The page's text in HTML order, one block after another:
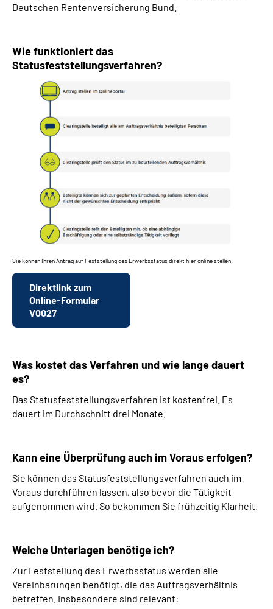
Deutschen Rentenversicherung Bund.
Wie funktioniert das
Statusfeststellungsverfahren?
Sie können Ihren Antrag auf Feststellung des Erwerbsstatus direkt hier online stellen:
Direktlink zum
Online-Formular
V0027
Was kostet das Verfahren und wie lange dauert
es?
Das Statusfeststellungsverfahren ist kostenfrei. Es
dauert im Durchschnitt drei Monate.
Kann eine Überprüfung auch im Voraus erfolgen?
Sie können das Statusfeststellungsverfahren auch im
Voraus durchführen lassen, also bevor die Tätigkeit
aufgenommen wird. So bekommen Sie frühzeitig Klarheit.
Welche Unterlagen benötige ich?
Zur Feststellung des Erwerbsstatus werden alle
Vereinbarungen benötigt, die das Auftragsverhältnis
betreffen. Insbesondere sind relevant: